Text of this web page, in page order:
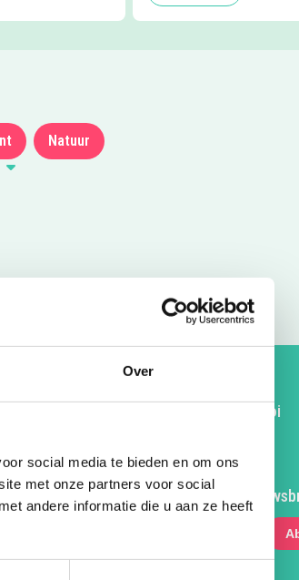
Over
social media te bieden en om ons
met onze partners voor social
andere informatie die u aan ze heeft
Natuur
Volg Kidsproof 't Gooi
Meld je aan voor onze